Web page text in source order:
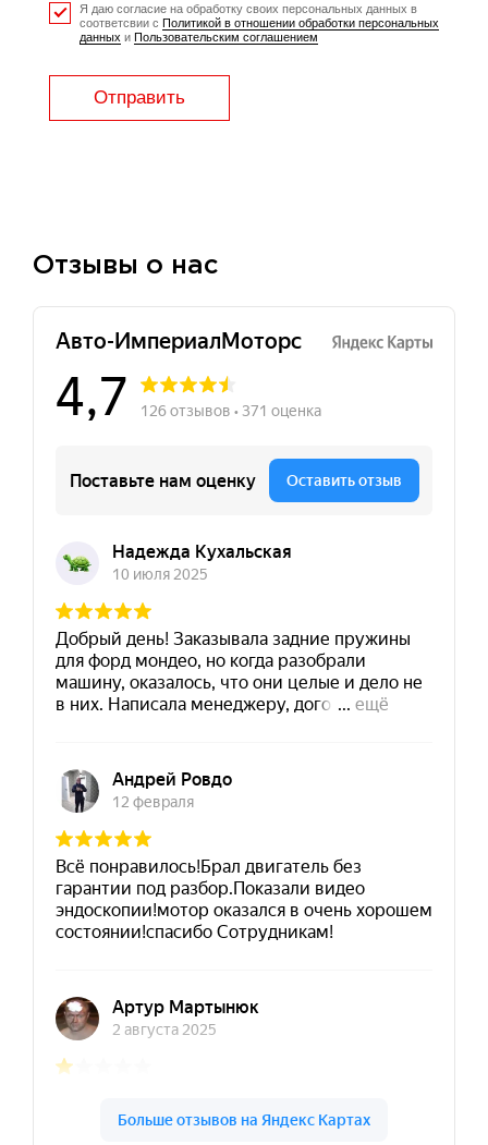
Я даю согласие на обработку своих персональных данных в
соответсвии с Политикой в отношении обработки персональных
данных и Пользовательским соглашением
Отправить
Отзывы о нас